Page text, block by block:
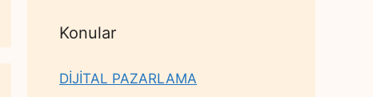
Konular
DİJİTAL PAZARLAMA